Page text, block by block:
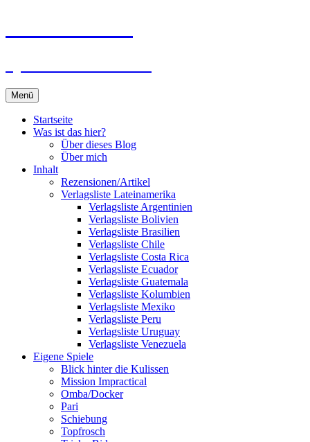
Menü
Startseite
Was ist das hier?
Über dieses Blog
Über mich
Inhalt
Rezensionen/Artikel
Verlagsliste Lateinamerika
Verlagsliste Argentinien
Verlagsliste Bolivien
Verlagsliste Brasilien
Verlagsliste Chile
Verlagsliste Costa Rica
Verlagsliste Ecuador
Verlagsliste Guatemala
Verlagsliste Kolumbien
Verlagsliste Mexiko
Verlagsliste Peru
Verlagsliste Uruguay
Verlagsliste Venezuela
Eigene Spiele
Blick hinter die Kulissen
Mission Impractical
Omba/Docker
Pari
Schiebung
Topfrosch